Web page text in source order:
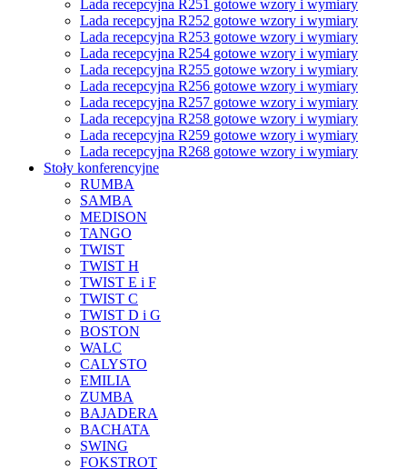
Lada recepcyjna R251 gotowe wzory i wymiary
Lada recepcyjna R252 gotowe wzory i wymiary
Lada recepcyjna R253 gotowe wzory i wymiary
Lada recepcyjna R254 gotowe wzory i wymiary
Lada recepcyjna R255 gotowe wzory i wymiary
Lada recepcyjna R256 gotowe wzory i wymiary
Lada recepcyjna R257 gotowe wzory i wymiary
Lada recepcyjna R258 gotowe wzory i wymiary
Lada recepcyjna R259 gotowe wzory i wymiary
Lada recepcyjna R268 gotowe wzory i wymiary
Stoły konferencyjne
RUMBA
SAMBA
MEDISON
TANGO
TWIST
TWIST H
TWIST E i F
TWIST C
TWIST D i G
BOSTON
WALC
CALYSTO
EMILIA
ZUMBA
BAJADERA
BACHATA
SWING
FOKSTROT